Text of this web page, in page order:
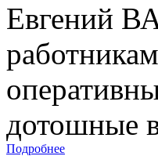
Евгений
дотошные
Подробнее